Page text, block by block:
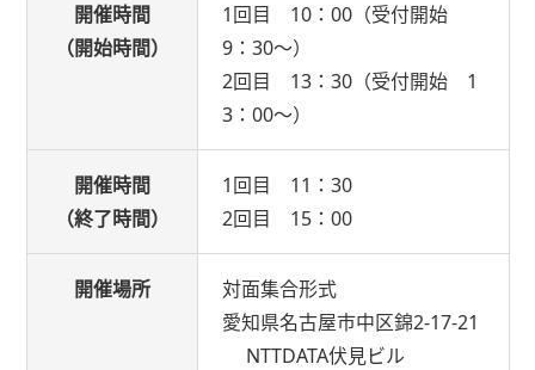
開催時間
（開始時間）
1回目 10：00（受付開始
9：30～）
2回目 13：30（受付開始 1
3：00～）
開催時間
（終了時間）
1回目 11：30
2回目 15：00
開催場所
対面集合形式
愛知県名古屋市中区錦2-17-21
NTTDATA伏見ビル